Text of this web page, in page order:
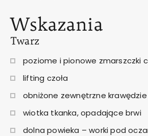
Wskazania
Twarz
poziome i pionowe zmarszczki
lifting czoła
obniżone zewnętrzne
wiotka tkanka, opadające brwi
dolna powieka – worki pod